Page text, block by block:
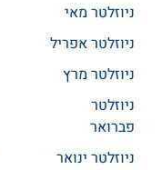
ניוזלטר מאי
ניוזלטר אפריל
ניוזלטר מרץ
ניוזלטר
פברואר
ניוזלטר ינואר